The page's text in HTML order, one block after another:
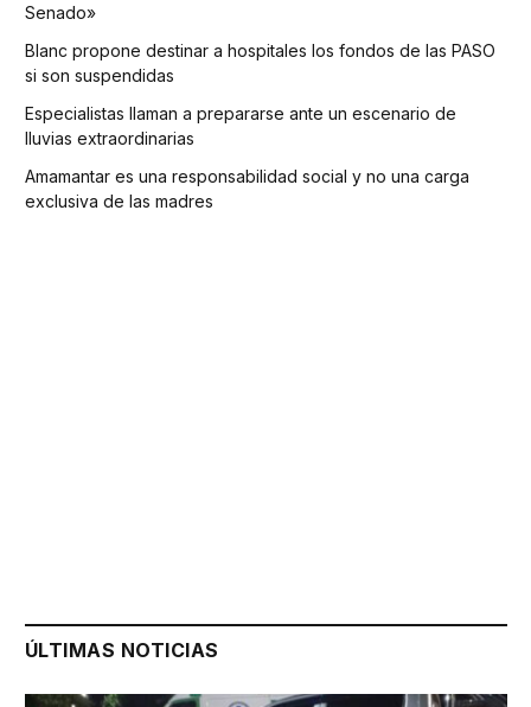
Senado»
Blanc propone destinar a hospitales los fondos de las PASO
si son suspendidas
Especialistas llaman a prepararse ante un escenario de
lluvias extraordinarias
Amamantar es una responsabilidad social y no una carga
exclusiva de las madres
ÚLTIMAS NOTICIAS